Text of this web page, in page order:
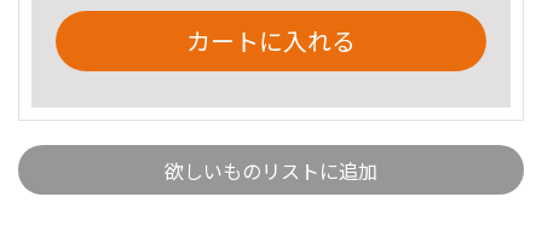
カートに入れる
欲しいものリストに追加